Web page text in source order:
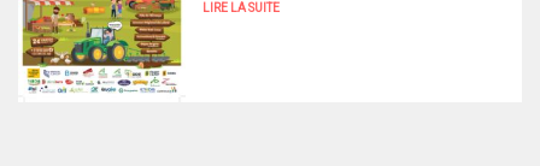
LIRE LA SUITE